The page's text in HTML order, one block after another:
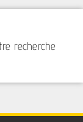
recherche